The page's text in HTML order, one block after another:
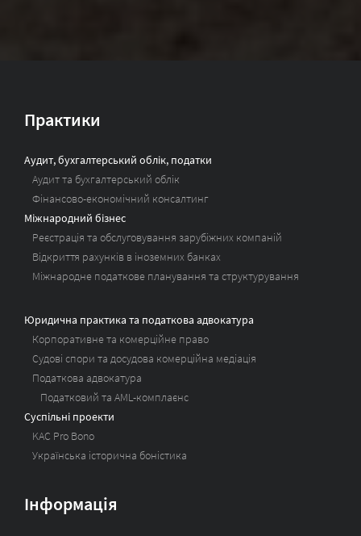
Практики
Аудит, бухгалтерський облік, податки
Аудит та бухгалтерський облік
Фінансово-економічний консалтинг
Міжнародний бізнес
Реєстрація та обслуговування зарубіжних компаній
Відкриття рахунків в іноземних банках
Міжнародне податкове планування та структурування
Юридична практика та податкова адвокатура
Корпоративне та комерційне право
Судові спори та досудова комерційна медіація
Податкова адвокатура
Податковий та AML-комплаєнс
Суспільні проекти
KAC Pro Bono
Українська історична боністика
Інформація